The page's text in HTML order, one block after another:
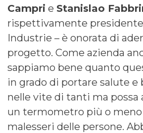
Campri e Stanislao
rispettivamente
Industrie – è onorata di
progetto. Come azienda
sappiamo bene quanto
in grado di portare salute e
nelle vite di tanti ma possa
un termometro più o
malesseri delle persone.